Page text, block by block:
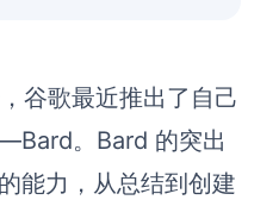
谷歌最近推出了自己
。Bard 的突出
能力，从总结到创建